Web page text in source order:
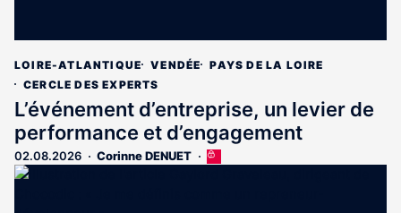
LOIRE-ATLANTIQUE VENDÉE
PAYS DE LA LOIRE
CERCLE DES EXPERTS
L’événement d’entreprise, un levier de
performance et d’engagement
02.08.2026 Corinne DENUET
Cet